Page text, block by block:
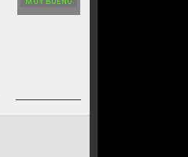
MUY BUENO